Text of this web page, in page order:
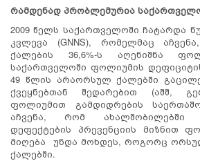
რამდენად პრობლემურია
2009 წელს საქართველოში ჩატარდა
კვლევა (GNNS), რომელმაც
ქალების 36,6%-ს აღენიშნა
საქართველოში ფოლიუმის
49 წლის არაორსულ ქალებში
ქვეყნებთან შედარებით (აშშ,
ფოლიუმით გამდიდრების
აჩვენა, რომ
დეფექტების პრევენციის მიზნით
მიღება უნდა მოხდეს, როგორც
ქალებში.